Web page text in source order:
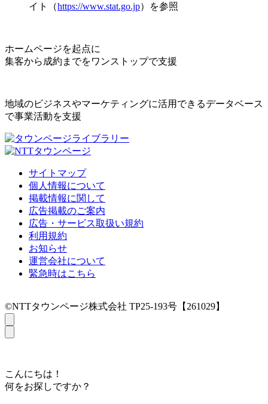
イト（https://www.stat.go.jp）を参照
ホームページを起点に
集客から成約までをワンストップで支援
地域のビジネスやマーケティングに活用できるデータベース
で事業活動を支援
サイトマップ
個人情報について
掲載情報に関して
広告掲載のご案内
広告・サービス取扱い規約
利用規約
お知らせ
運営会社について
緊急時はこちら
©NTTタウンページ株式会社 TP25-193号【261029】
こんにちは！
何をお探しですか？